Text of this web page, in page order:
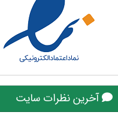
آخرین نظرات سایت